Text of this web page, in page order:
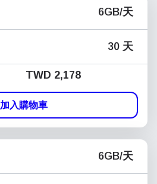
6GB/天
30 天
TWD 2,178
加入購物車
6GB/天